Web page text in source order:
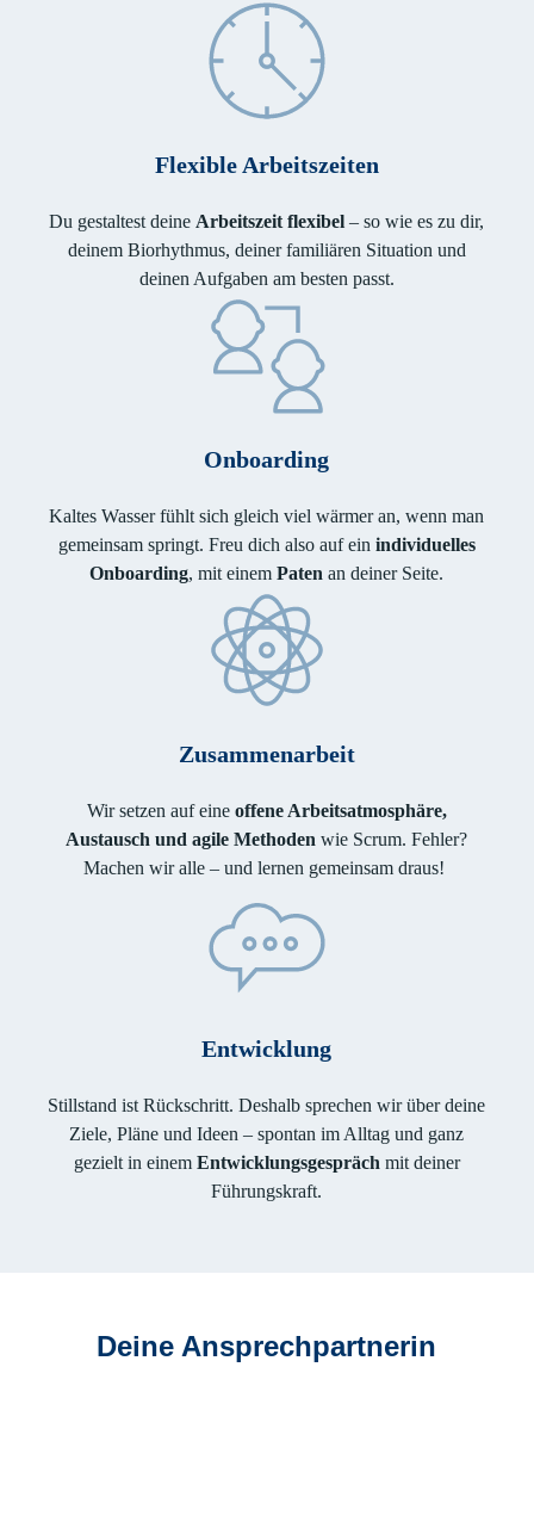
Flexible Arbeitszeiten
Du gestaltest deine Arbeitszeit flexibel – so wie es zu dir,
deinem Biorhythmus, deiner familiären Situation und
deinen Aufgaben am besten passt.
Onboarding
Kaltes Wasser fühlt sich gleich viel wärmer an, wenn man
gemeinsam springt. Freu dich also auf ein individuelles
Onboarding, mit einemPatenan deiner Seite.
Zusammenarbeit
Wir setzen auf eine offene Arbeitsatmosphäre,
Austausch und agile Methoden wie Scrum. Fehler?
Machen wir alle – und lernen gemeinsam draus!
Entwicklung
Stillstand ist Rückschritt. Deshalb sprechen wir über deine
Ziele, Pläne und Ideen – spontan im Alltag und ganz
gezielt in einem Entwicklungsgespräch mit deiner
Führungskraft.
Deine Ansprechpartnerin